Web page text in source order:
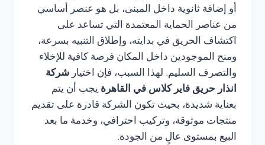
أو إضافة ثانوية داخل المبنى، بل هو عنصر أساسي
من عناصر الحماية المعتمدة التي تساعد على
اكتشاف الحريق في بدايته، وإطلاق التنبيه بسرعة،
ومنح الموجودين داخل المكان فرصة كافية للإخلاء
والتصرف السليم. لهذا السبب، فإن اختيار شركة
انذار حريق فاير كلاس في القاهرة يجب أن يتم
بعناية شديدة، بحيث تكون الشركة قادرة على تقديم
منتجات موثوقة، وتركيب احترافي، وخدمة ما بعد
البيع بمستوى عالٍ من الجودة.